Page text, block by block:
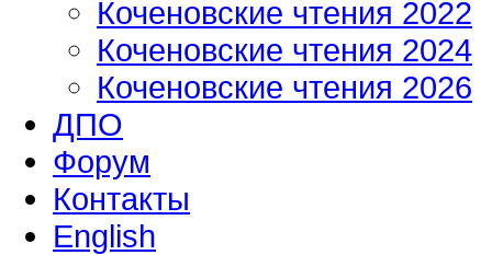
Коченовские чтения 2022
Коченовские чтения 2024
Коченовские чтения 2026
ДПО
Форум
Контакты
English